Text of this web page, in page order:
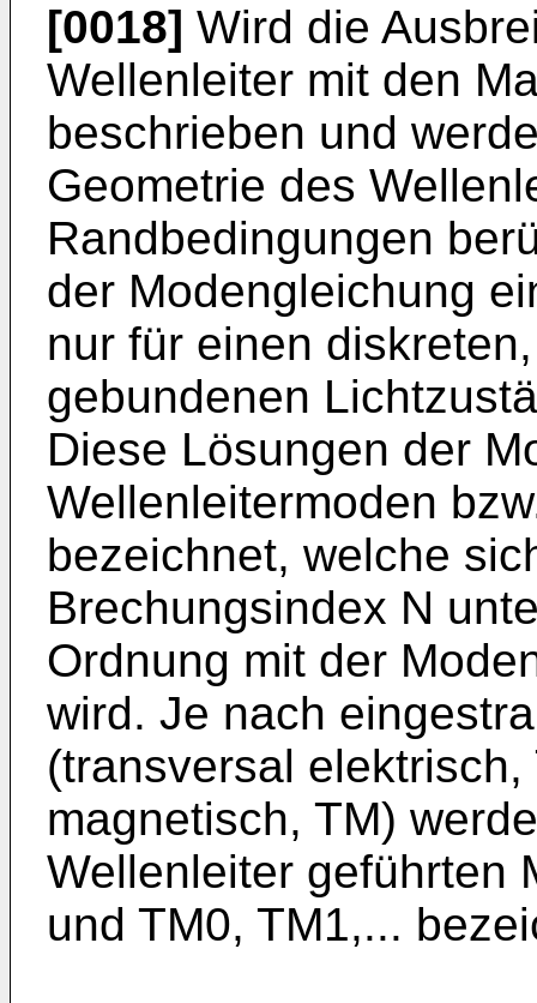
[0018] Wird die
Wellenleiter mit den
beschrieben und
Geometrie des
Randbedingungen
der Modengleichung
nur für einen
gebundenen
Diese Lösungen der
Wellenleitermoden
bezeichnet, welche
Brechungsindex N
Ordnung mit der
wird. Je nach
(transversal
magnetisch, TM)
Wellenleiter geführten
und TM0, TM1,...